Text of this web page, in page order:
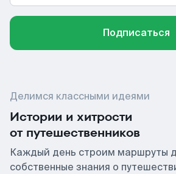
Подписаться
Делимся классными идеями
Истории и хитрости
от путешественников
Каждый день строим маршруты
собственные знания о